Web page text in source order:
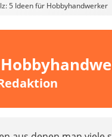
5 Ideen für Hobbyhandwerker